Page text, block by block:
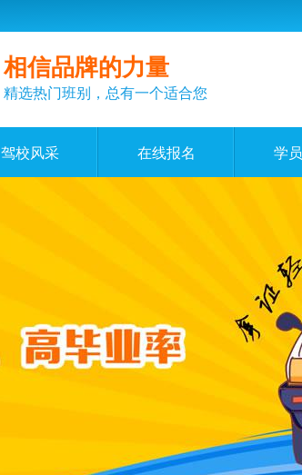
相信品牌的力量
精选热门班别，总有一个适合您
驾校风采 在线报名 学